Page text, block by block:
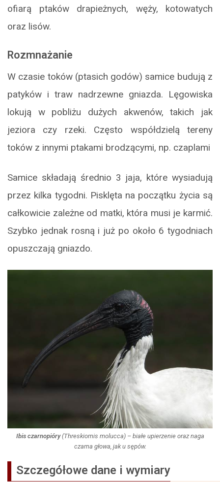
ofiarą ptaków drapieżnych, węży, kotowatych
oraz lisów.
Rozmnażanie
W czasie toków (ptasich godów) samice budują z
patyków i traw nadrzewne gniazda. Lęgowiska
lokują w pobliżu dużych akwenów, takich jak
jeziora czy rzeki. Często współdzielą tereny
toków z innymi ptakami brodzącymi, np. czaplami
Samice składają średnio 3 jaja, które wysiadują
przez kilka tygodni. Pisklęta na początku życia są
całkowicie zależne od matki, która musi je karmić.
Szybko jednak rosną i już po około 6 tygodniach
opuszczają gniazdo.
Ibis czarnopióry(Threskiornis molucca) – białe upierzenie oraz naga
czarna głowa, jak u sępów.
Szczegółowe dane i wymiary